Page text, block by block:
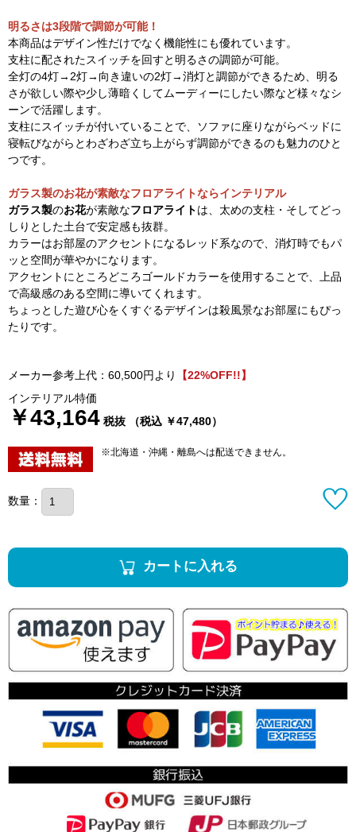
明るさは3段階で調節が可能！
本商品はデザイン性だけでなく機能性にも優れています。
支柱に配されたスイッチを回すと明るさの調節が可能。
全灯の4灯→2灯→向き違いの2灯→消灯と調節ができるため、明る
さが欲しい際や少し薄暗くしてムーディーにしたい際など様々なシ
ーンで活躍します。
支柱にスイッチが付いていることで、ソファに座りながらベッドに
寝転びながらとわざわざ立ち上がらず調節ができるのも魅力のひと
つです。
ガラス製のお花が素敵なフロアライトならインテリアル
ガラス製のお花が素敵なフロアライトは、太めの支柱・そしてどっ
しりとした土台で安定感も抜群。
カラーはお部屋のアクセントになるレッド系なので、消灯時でもパ
ッと空間が華やかになります。
アクセントにところどころゴールドカラーを使用することで、上品
で高級感のある空間に導いてくれます。
ちょっとした遊び心をくすぐるデザインは殺風景なお部屋にもぴっ
たりです。
メーカー参考上代：60,500円より
【22%OFF!!】
インテリアル特価
￥43,164 税抜 （税込 ￥47,480）
※北海道・沖縄・離島へは配送できません。
数量：
カートに入れる